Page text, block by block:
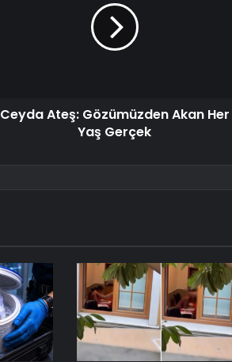
Ceyda Ateş: Gözümüzden Akan Her
Yaş Gerçek